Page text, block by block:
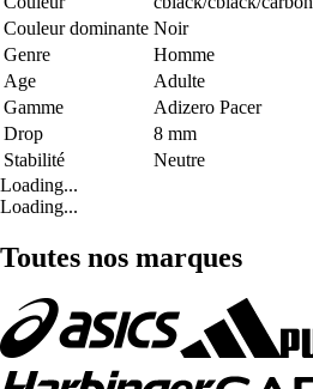
Couleur dominante Noir
Genre
Homme
Age
Adulte
Gamme
Adizero Pacer
Drop
8 mm
Stabilité
Neutre
Loading...
Loading...
Toutes nos marques